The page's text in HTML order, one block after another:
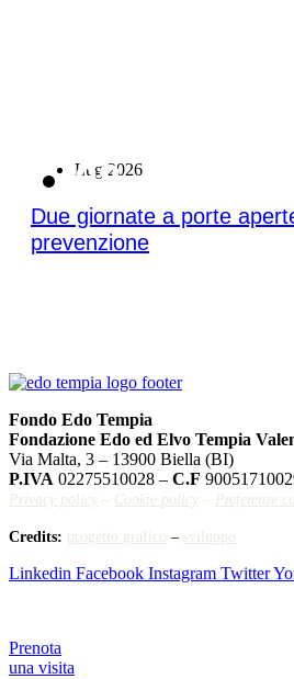
Lug 2026
08
Due giornate a porte
prevenzione
Fondo Edo Tempia
Fondazione Edo ed Elvo Tempia
Via Malta, 3 – 13900 Biella (BI)
P.IVA 02275510028 – C.F
Privacy policy – Cookie policy – Preferenze
Credits: progetto grafico – sviluppo
Linkedin Facebook Instagram Twitter
Prenota
una visita